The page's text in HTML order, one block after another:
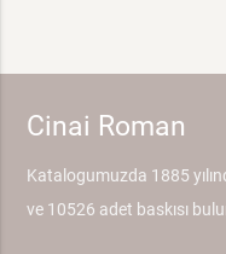
Cinai Roman
Katalogumuzda 1885
ve 10526 adet baskısı